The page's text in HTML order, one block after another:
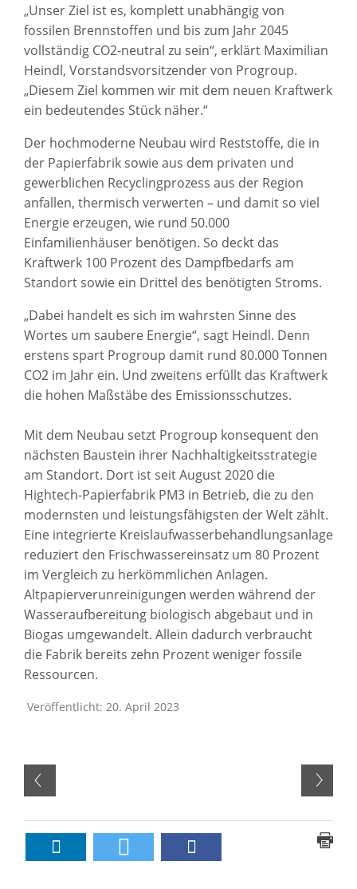
„Unser Ziel ist es, komplett unabhängig von
fossilen Brennstoffen und bis zum Jahr 2045
vollständig CO2-neutral zu sein“, erklärt Maximilian
Heindl, Vorstandsvorsitzender von Progroup.
„Diesem Ziel kommen wir mit dem neuen Kraftwerk
ein bedeutendes Stück näher.“
Der hochmoderne Neubau wird Reststoffe, die in
der Papierfabrik sowie aus dem privaten und
gewerblichen Recyclingprozess aus der Region
anfallen, thermisch verwerten – und damit so viel
Energie erzeugen, wie rund 50.000
Einfamilienhäuser benötigen. So deckt das
Kraftwerk 100 Prozent des Dampfbedarfs am
Standort sowie ein Drittel des benötigten Stroms.
„Dabei handelt es sich im wahrsten Sinne des
Wortes um saubere Energie“, sagt Heindl. Denn
erstens spart Progroup damit rund 80.000 Tonnen
CO2 im Jahr ein. Und zweitens erfüllt das Kraftwerk
die hohen Maßstäbe des Emissionsschutzes.
Mit dem Neubau setzt Progroup konsequent den
nächsten Baustein ihrer Nachhaltigkeitsstrategie
am Standort. Dort ist seit August 2020 die
Hightech-Papierfabrik PM3 in Betrieb, die zu den
modernsten und leistungsfähigsten der Welt zählt.
Eine integrierte Kreislaufwasserbehandlungsanlage
reduziert den Frischwassereinsatz um 80 Prozent
im Vergleich zu herkömmlichen Anlagen.
Altpapierverunreinigungen werden während der
Wasseraufbereitung biologisch abgebaut und in
Biogas umgewandelt. Allein dadurch verbraucht
die Fabrik bereits zehn Prozent weniger fossile
Ressourcen.
Veröffentlicht: 20. April 2023